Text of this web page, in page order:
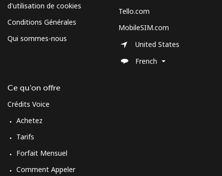
d'utilisation de cookies
Conditions Générales
Qui sommes-nous
Ce qu'on offre
Crédits Voice
Achetez
Tarifs
Forfait Mensuel
Comment Appeler
Tello.com
MobileSIM.com
United States
French